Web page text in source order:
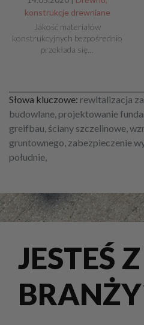
konstrukcje drewniane
Jakość materiałów
konstrukcyjnych bezpośrednio
przekłada się…
Słowa kluczowe: rewitalizacja
budowlane, projektowanie
greifbau, ściany szczelinowe,
gruntownego, zabezpieczenie
południe,
JESTEŚ Z